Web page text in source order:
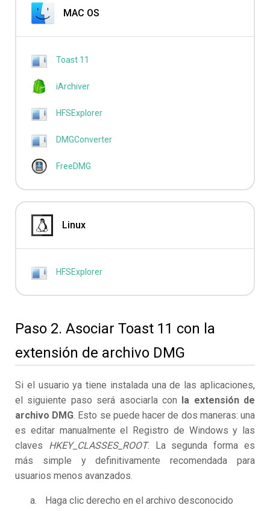
MAC OS
Toast 11
iArchiver
HFSExplorer
DMGConverter
FreeDMG
Linux
HFSExplorer
Paso 2. Asociar Toast 11 con la
extensión de archivo DMG
Si el usuario ya tiene instalada una de las aplicaciones,
el siguiente paso será asociarla con la extensión de
archivo DMG. Esto se puede hacer de dos maneras: una
es editar manualmente el Registro de Windows y las
claves HKEY_CLASSES_ROOT. La segunda forma es
más simple y definitivamente recomendada para
usuarios menos avanzados.
Haga clic derecho en el archivo desconocido